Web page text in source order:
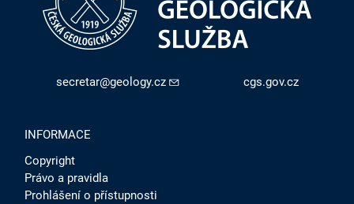
secretar@geology.cz cgs.gov.cz
INFORMACE
Copyright
Právo a pravidla
Prohlášení o přístupnosti